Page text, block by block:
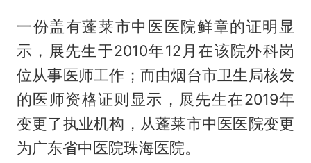
一份盖有蓬莱市中医医院鲜章的证明显
示，展先生于2010年12月在该院外科岗
位从事医师工作；而由烟台市卫生局核发
的医师资格证则显示，展先生在2019年
变更了执业机构，从蓬莱市中医医院变更
为广东省中医院珠海医院。